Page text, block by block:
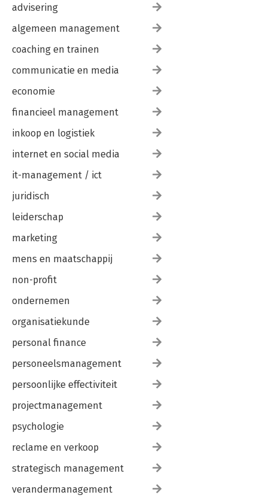
Dankwoord 207
Verantwoording 209
advisering
algemeen management
coaching en trainen
communicatie en media
economie
financieel management
inkoop en logistiek
internet en social media
it-management / ict
juridisch
leiderschap
marketing
mens en maatschappij
non-profit
ondernemen
organisatiekunde
personal finance
personeelsmanagement
persoonlijke effectiviteit
projectmanagement
psychologie
reclame en verkoop
strategisch management
verandermanagement